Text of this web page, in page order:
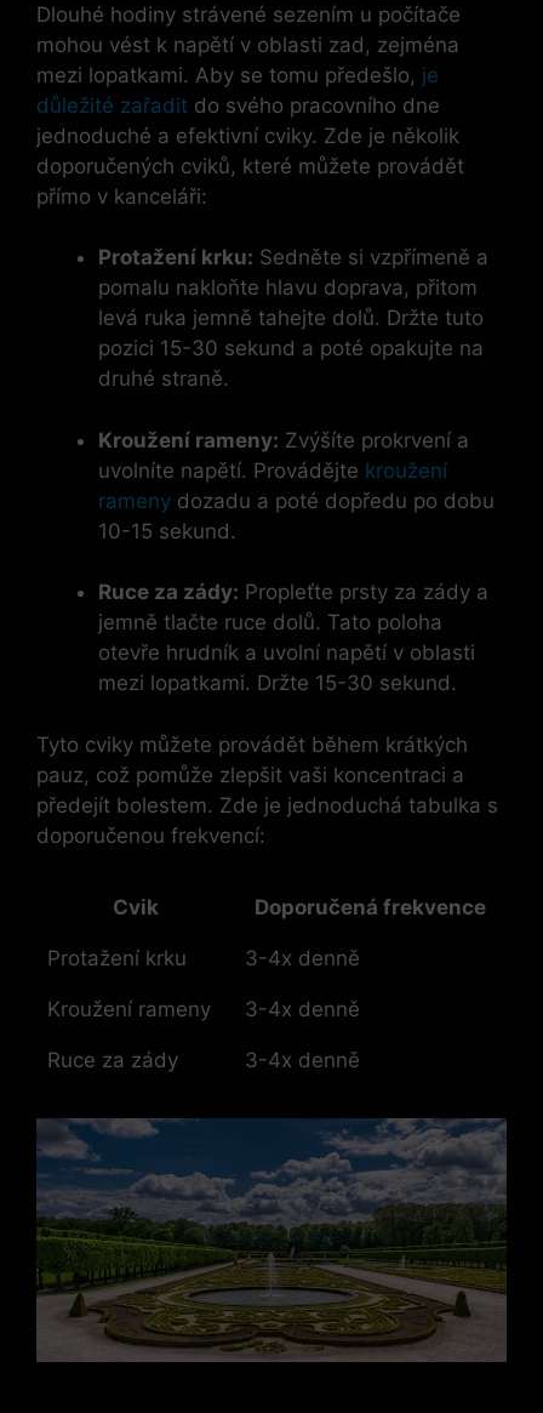
Dlouhé hodiny strávené sezením u počítače
mohou vést k napětí v oblasti zad, zejména
mezi lopatkami. Aby se tomu předešlo, je
důležité zařadit do svého pracovního dne
jednoduché a efektivní cviky. Zde je několik
doporučených cviků, které můžete provádět
přímo v kanceláři:
Protažení krku: Sedněte si vzpřímeně a
pomalu nakloňte hlavu doprava, přitom
levá ruka jemně tahejte dolů. Držte tuto
pozici 15-30 sekund a poté opakujte na
druhé straně.
Kroužení rameny: Zvýšíte prokrvení a
uvolníte napětí. Provádějte kroužení
rameny dozadu a poté dopředu po dobu
10-15 sekund.
Ruce za zády: Propleťte prsty za zády a
jemně tlačte ruce dolů. Tato poloha
otevře hrudník a uvolní napětí v oblasti
mezi lopatkami. Držte 15-30 sekund.
Tyto cviky můžete provádět během krátkých
pauz, což pomůže zlepšit vaši koncentraci a
předejít bolestem. Zde je jednoduchá tabulka s
doporučenou frekvencí:
Cvik Doporučená frekvence
Protažení krku 3-4x denně
Kroužení rameny 3-4x denně
Ruce za zády 3-4x denně